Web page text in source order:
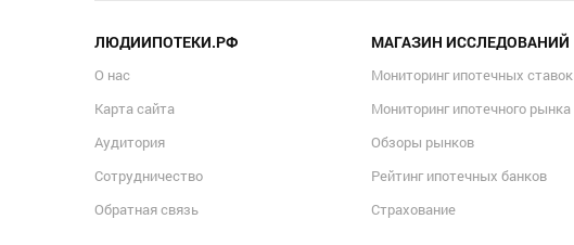
ЛЮДИИПОТЕКИ.РФ
О нас
Карта сайта
Аудитория
Сотрудничество
Обратная связь
МАГАЗИН ИССЛЕДОВАНИЙ
Мониторинг ипотечных ставок
Мониторинг ипотечного рынка
Обзоры рынков
Рейтинг ипотечных банков
Страхование